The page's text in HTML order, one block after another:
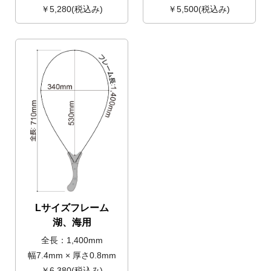
￥5,280(税込み) ￥5,500(税込み)
Lサイズフレーム
湖、海用
全長：1,400mm
幅7.4mm × 厚さ0.8mm